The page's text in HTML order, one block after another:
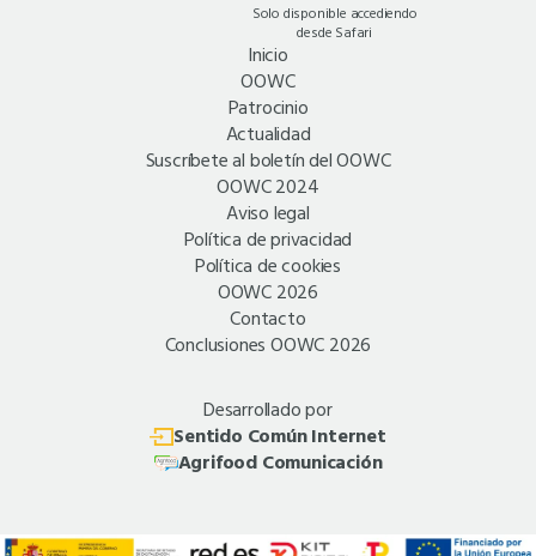
Inicio
OOWC
Patrocinio
Actualidad
Suscríbete al boletín del OOWC
OOWC 2024
Aviso legal
Política de privacidad
Política de cookies
OOWC 2026
Contacto
Conclusiones OOWC 2026
Desarrollado por
Sentido Común Internet
Agrifood Comunicación
Solo disponible accediendo
desde Safari